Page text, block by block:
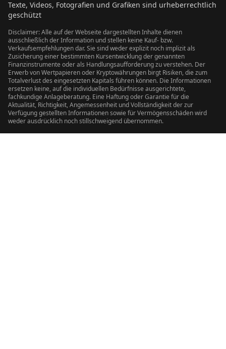
Texte, Videos, Fotografien und Grafiken sind urheberrechtlich
geschützt
Disclaimer: Alle auf der Webseite dargestellten Inhalte dienen
ausschließlich der Information und stellen keine Kauf- bzw.
Verkaufsempfehlungen dar. Sie sind weder explizit noch implizit als
Zusicherung einer bestimmten Kursentwicklung der genannten
Finanzinstrumente oder als Handlungsaufforderung zu verstehen. Der
Erwerb von Wertpapieren oder Kryptowährungen birgt Risiken, die zum
Totalverlust des eingesetzten Kapitals führen können. Die Informationen
ersetzen keine, auf die individuellen Bedürfnisse ausgerichtete,
fachkundige Anlageberatung. Eine Haftung oder Garantie für die
Aktualität, Richtigkeit, Angemessenheit und Vollständigkeit der zur
Verfügung gestellten Informationen sowie für Vermögensschäden wird
weder ausdrücklich noch stillschweigend übernommen.